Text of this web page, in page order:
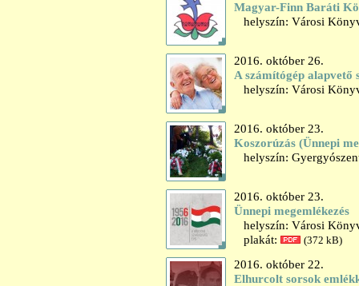
Magyar-Finn Baráti
helyszín: Városi
2016. október 26.
A számítógép alapvető
helyszín: Városi
2016. október 23.
Koszorúzás (Ünnepi
helyszín:
2016. október 23.
Ünnepi megemlékezés
helyszín: Városi
plakát:
(372 kB)
2016. október 22.
Elhurcolt sorsok